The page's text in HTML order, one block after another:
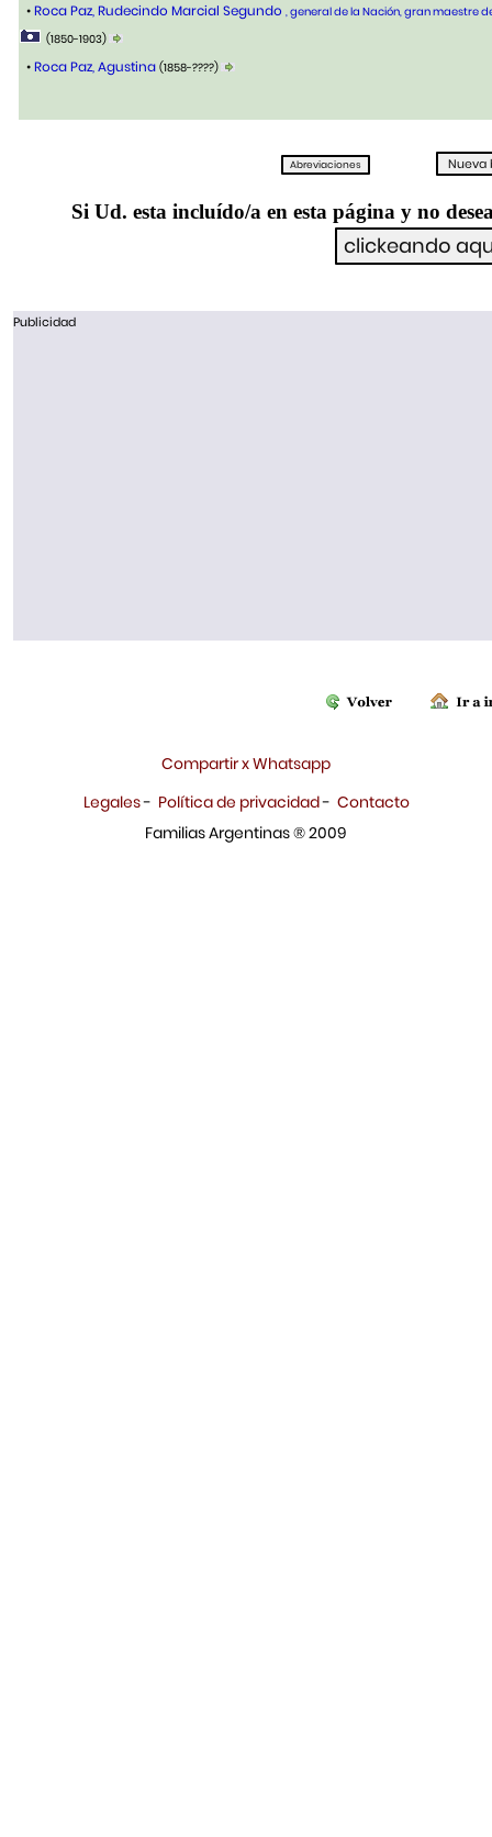
•Roca Paz, Rudecindo Marcial Segundo , general de la Nación, gran maestre
(1850-1903)
•Roca Paz, Agustina (1858-????)
Si Ud. esta incluído/a en esta página y no
Publicidad
Compartir x Whatsapp
Legales- Política de privacidad- Contacto
Familias Argentinas ® 2009